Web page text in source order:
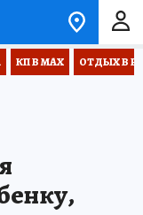
КП В МАХ ОТДЫХ В